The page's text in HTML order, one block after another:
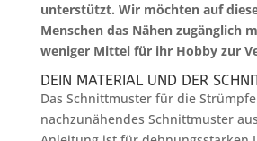
unterstützt. Wir möchten auf
Menschen das Nähen zugänglich
weniger Mittel für ihr Hobby zur
DEIN MATERIAL UND DER
Das Schnittmuster für die
nachzunähendes Schnittmuster